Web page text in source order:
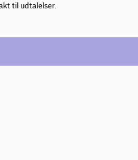
til udtalelser.